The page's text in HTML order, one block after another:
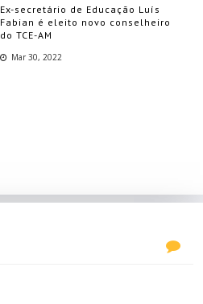
Ex-secretário de Educação Luís
Fabian é eleito novo conselheiro
do TCE-AM
Mar 30, 2022